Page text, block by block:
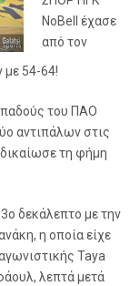
NoBell έχασε
από τον
54-64!
του ΠΑΟ
αντιπάλων στις
τη φήμη
3ο δεκάλεπτο με την
η οποία είχε
Taya
λεπτά μετά